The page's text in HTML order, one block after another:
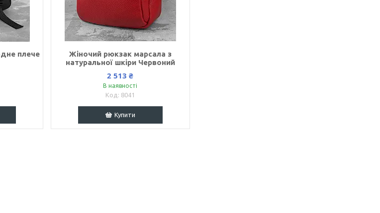
плече
Жіночий рюкзак марсала з
натуральної шкіри Червоний
2 513 ₴
В наявності
8041
Купити